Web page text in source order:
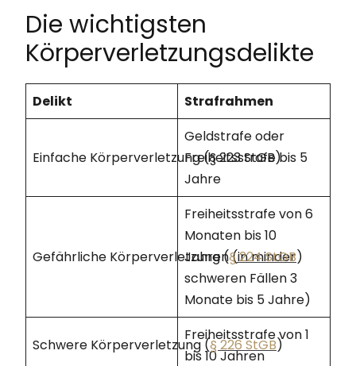
Die wichtigsten
Körperverletzungsdelikte
Delikt Strafrahmen
Einfache Körperverletzung (§ 223 StGB)
Geldstrafe oder
Freiheitsstrafe bis 5
Jahre
Gefährliche Körperverletzung (§ 224 StGB)
Freiheitsstrafe von 6
Monaten bis 10
Jahren (in minder
schweren Fällen 3
Monate bis 5 Jahre)
Schwere Körperverletzung (§ 226 StGB)
Freiheitsstrafe von 1
bis 10 Jahren